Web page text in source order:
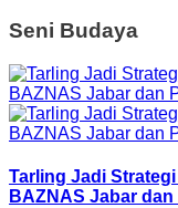
Seni Budaya
Tarling Jadi
BAZNAS Jabar